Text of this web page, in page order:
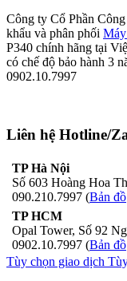
Công ty Cổ Phần
khẩu và phân phối
P340 chính hãng tại
có chế độ bảo hành 3
0902.10.7997
Liên hệ Hotline/
TP Hà Nội
Số 603 Hoàng Hoa
090.210.7997 (Bản đồ
TP HCM
Opal Tower, Số 92
0902.10.7997 (Bản đồ
Tùy chọn giao dịch